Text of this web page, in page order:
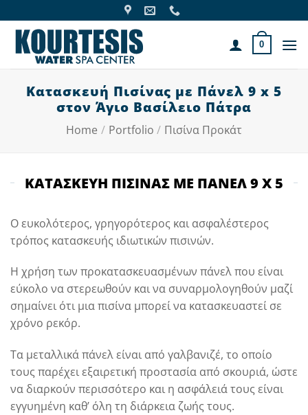
to
content
0
Κατασκευή Πισίνας με Πάνελ 9 x 5
στον Άγιο Βασίλειο Πάτρα
Home / Portfolio / Πισίνα Προκάτ
ΚΑΤΑΣΚΕΥΗ ΠΙΣΙΝΑΣ ΜΕ ΠΑΝΕΛ 9 X 5
Ο ευκολότερος, γρηγορότερος και ασφαλέστερος
τρόπος κατασκευής ιδιωτικών πισινών.
Η χρήση των προκατασκευασμένων πάνελ που είναι
εύκολο να στερεωθούν και να συναρμολογηθούν μαζί
σημαίνει ότι μια πισίνα μπορεί να κατασκευαστεί σε
χρόνο ρεκόρ.
Τα μεταλλικά πάνελ είναι από γαλβανιζέ, το οποίο
τους παρέχει εξαιρετική προστασία από σκουριά, ώστε
να διαρκούν περισσότερο και η ασφάλειά τους είναι
εγγυημένη καθ’ όλη τη διάρκεια ζωής τους.